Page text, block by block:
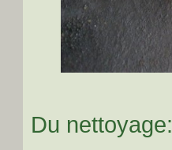
Du nettoyage: